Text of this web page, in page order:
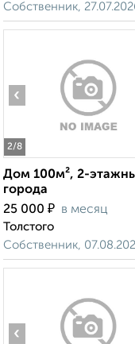
Собственник,
2/8
‹
Дом 100м², 2-
города
25 000 ₽ в месяц
Толстого
Собственник,
‹